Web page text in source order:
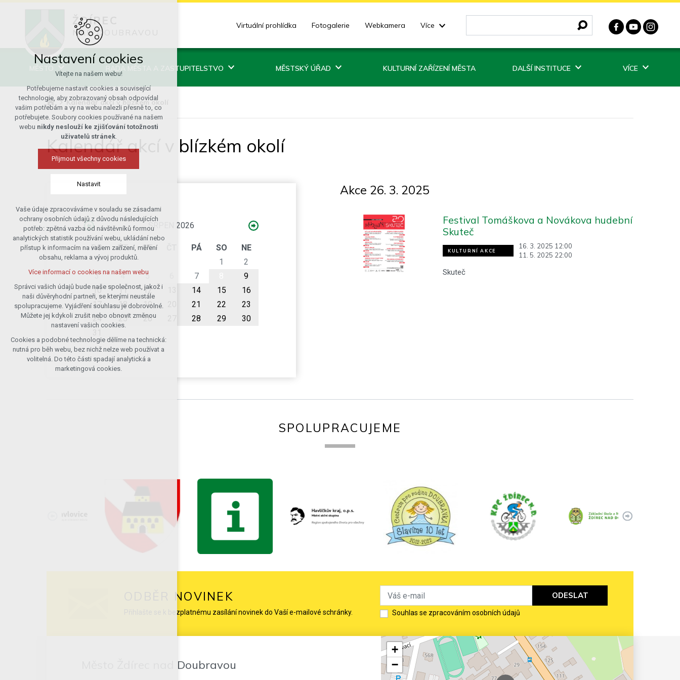
ŽDÍREC
NAD DOUBRAVOU
Virtuální prohlídka Fotogalerie Webkamera Více
RADA MĚSTA A ZASTUPITELSTVO MĚSTSKÝ ÚŘAD KULTURNÍ ZAŘÍZENÍ MĚSTA DALŠÍ INSTITUCE VÍCE
Kalendář akcí v blízkém okolí
Kalendář akcí v blízkém okolí
SRPEN 2026
PO ÚT ST PÁ SO
NE
1
2
3
4 5 7
9
10
11 12 14 15
16
17
18 19 21 22
23
24
25 26 28 29
30
Akce 26. 3. 2025
KULTURNÍ AKCE
16. 3. 2025 12:00
11. 5. 2025 22:00
Festival Tomáškova a Novákova hudební
Skuteč
Skuteč
SPOLUPRACUJEME
ODBĚR NOVINEK
Přihlašte se k bezplatnému zasílání novinek do Vaší e-mailové schránky. Souhlas se zpracováním osobních údajů
ODESLAT
Město Ždírec nad Doubravou
+
−
Nastavení cookies
Vítejte na našem webu!
Potřebujeme nastavit cookies a související
technologie, aby zobrazovaný obsah odpovídal
vašim potřebám a vy na webu nalezli přesně to, co
potřebujete. Soubory cookies používané na našem
webu nikdy neslouží ke zjišťování totožnosti
uživatelů stránek.
Přijmout všechny cookies
Nastavit
Technická cookies
nutná pro provozování webu
udržení kontextu stránek (session):
případná přihlášení, volby jazyka, apod.
Volitelná cookies
analytická pro anonymizované
vyhodnocení návštěvnosti
marketingová cookies (Google)
Více informací o cookies na našem webu
Přijmout všechny cookies
Odmítnout vše
Vaše údaje zpracováváme v souladu se zásadami
ochrany osobních údajů z důvodu následujících
potřeb: zpětná vazba od návštěvníků formou
analytických statistik používání webu, ukládání nebo
přístup k informacím na vašem zařízení, měření
obsahu, reklama a vývoj produktů.
Více informací o cookies na našem webu
Správci vašich údajů bude naše společnost, jakož i
naši důvěryhodní partneři, se kterými neustále
spolupracujeme. Vyjádření souhlasu je dobrovolné.
Můžete jej kdykoli zrušit nebo obnovit změnou
nastavení vašich cookies.
Cookies a podobné technologie dělíme na technická:
nutná pro běh webu, bez nichž nelze web používat a
volitelná. Do této části spadají analytická a
marketingová cookies.